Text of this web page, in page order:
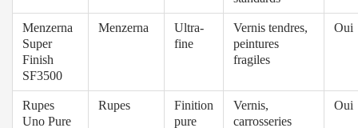
Menzerna
Super
Finish
SF3500
Menzerna
Ultra-
fine
Vernis tendres,
peintures
fragiles
Oui
Rupes
Uno Pure
Rupes
Finition
pure
Vernis,
carrosseries
Oui